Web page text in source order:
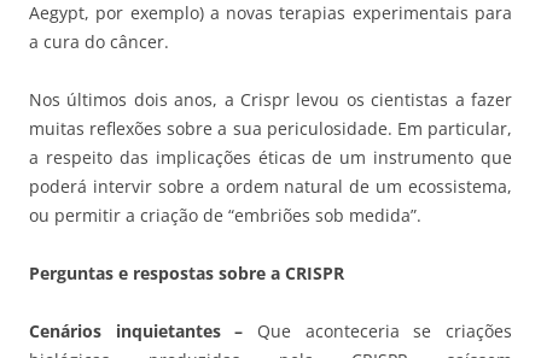
Aegypt, por exemplo) a novas terapias experimentais para
a cura do câncer.
Nos últimos dois anos, a Crispr levou os cientistas a fazer
muitas reflexões sobre a sua periculosidade. Em particular,
a respeito das implicações éticas de um instrumento que
poderá intervir sobre a ordem natural de um ecossistema,
ou permitir a criação de “embriões sob medida”.
Perguntas e respostas sobre a CRISPR
Cenários inquietantes – Que aconteceria se criações